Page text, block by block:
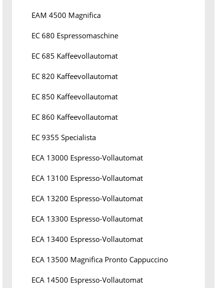
EAM 4500 Magnifica
EC 680 Espressomaschine
EC 685 Kaffeevollautomat
EC 820 Kaffeevollautomat
EC 850 Kaffeevollautomat
EC 860 Kaffeevollautomat
EC 9355 Specialista
ECA 13000 Espresso-Vollautomat
ECA 13100 Espresso-Vollautomat
ECA 13200 Espresso-Vollautomat
ECA 13300 Espresso-Vollautomat
ECA 13400 Espresso-Vollautomat
ECA 13500 Magnifica Pronto Cappuccino
ECA 14500 Espresso-Vollautomat